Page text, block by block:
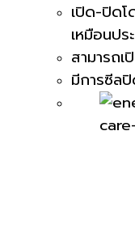
เปิด-ปิดโ
เหมือนปร
สามารถ
มีการซีล